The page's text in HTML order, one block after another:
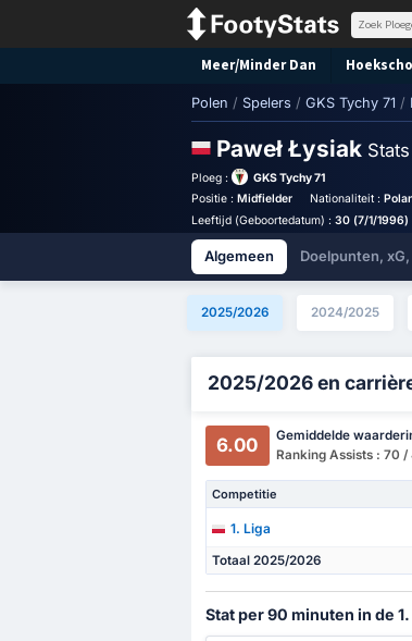
Meer/Minder Dan
Polen / Spelers / GKS Tychy 71 /
Paweł Łysiak Stats
Ploeg :
GKS Tychy 71
Positie : Midfielder Nationaliteit :
Leeftijd (Geboortedatum) : 30 (7/1/1996)
Algemeen Doelpunten,
2025/2026 2024/2025
2025/2026 en
6.00
Gemiddelde
Ranking Assists : 70 /
Competitie
1. Liga
Totaal 2025/2026
Stat per 90 minuten in de 1.